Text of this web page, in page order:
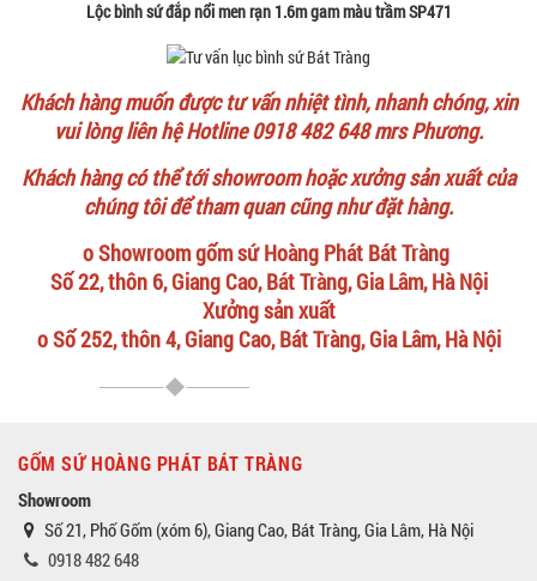
Lộc bình sứ đắp nổi men rạn 1.6m gam màu trầm SP471
Khách hàng muốn được tư vấn nhiệt tình, nhanh chóng, xin
vui lòng liên hệ Hotline 0918 482 648 mrs Phương.
Khách hàng có thể tới showroom hoặc xưởng sản xuất của
chúng tôi để tham quan cũng như đặt hàng.
o Showroom gốm sứ Hoàng Phát Bát Tràng
Số 22, thôn 6, Giang Cao, Bát Tràng, Gia Lâm, Hà Nội
Xưởng sản xuất
o Số 252, thôn 4, Giang Cao, Bát Tràng, Gia Lâm, Hà Nội
GỐM SỨ HOÀNG PHÁT BÁT TRÀNG
Showroom
Số 21, Phố Gốm (xóm 6), Giang Cao, Bát Tràng, Gia Lâm, Hà Nội
0918 482 648